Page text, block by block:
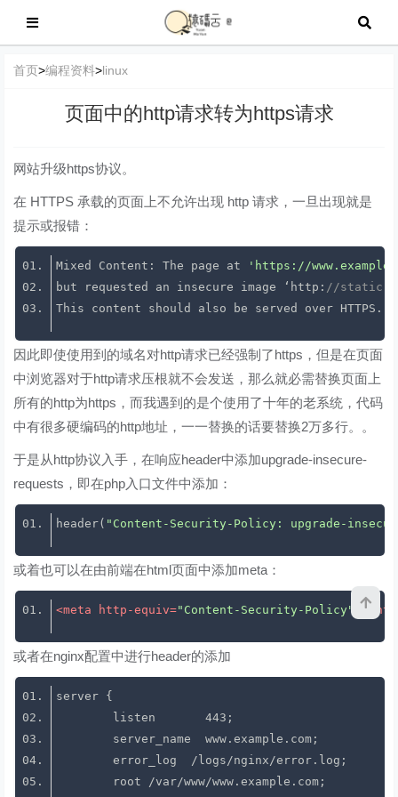
首页>编程资料>linux
页面中的http请求转为https请求
网站升级https协议。
在 HTTPS 承载的页面上不允许出现 http 请求，一旦出现就是
提示或报错：
Mixed Content: The page at
'https://
but requested an insecure image ‘http: //
This content should also be served over HTTPS.
因此即使使用到的域名对http请求已经强制了https，但是在页面
中浏览器对于http请求压根就不会发送，那么就必需替换页面上
所有的http为https，而我遇到的是个使用了十年的老系统，代码
中有很多硬编码的http地址，一一替换的话要替换2万多行。。
于是从http协议入手，在响应header中添加upgrade-insecure-
requests，即在php入口文件中添加：
header( "Content-Security-Policy: upgrade-
或着也可以在由前端在html页面中添加meta：
<meta http-equiv="Content-Security-Policy"
或者在nginx配置中进行header的添加